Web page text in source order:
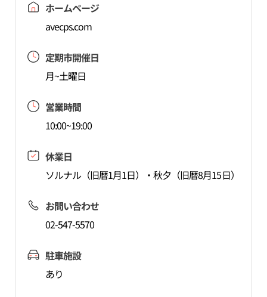
ホームページ
avecps.com
定期市開催日
月~土曜日
営業時間
10:00~19:00
休業日
ソルナル（旧暦1月1日）・秋夕（旧暦8月15日）
お問い合わせ
02-547-5570
駐車施設
あり